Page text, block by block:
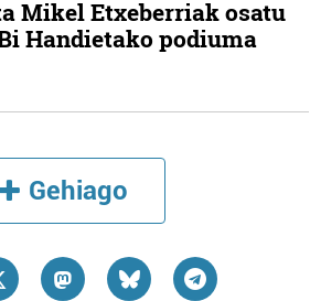
Mikel Etxeberriak osatu
Handietako podiuma
Gehiago